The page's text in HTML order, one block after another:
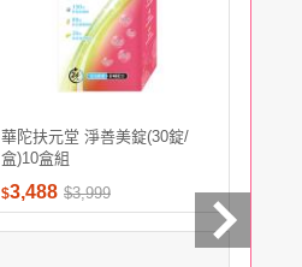
華陀扶元堂 淨善美錠(30錠/
盒)10盒組
$3,488 $3,999 $499